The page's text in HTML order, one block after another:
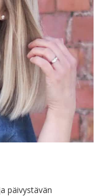
päivystävän